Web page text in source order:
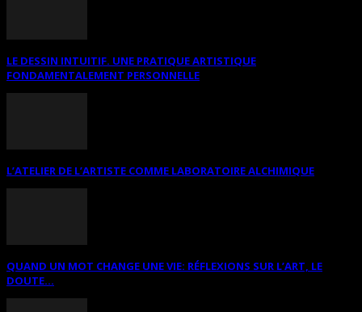
LE DESSIN INTUITIF. UNE PRATIQUE ARTISTIQUE
FONDAMENTALEMENT PERSONNELLE
L’ATELIER DE L’ARTISTE COMME LABORATOIRE ALCHIMIQUE
QUAND UN MOT CHANGE UNE VIE: RÉFLEXIONS SUR L’ART, LE
DOUTE...